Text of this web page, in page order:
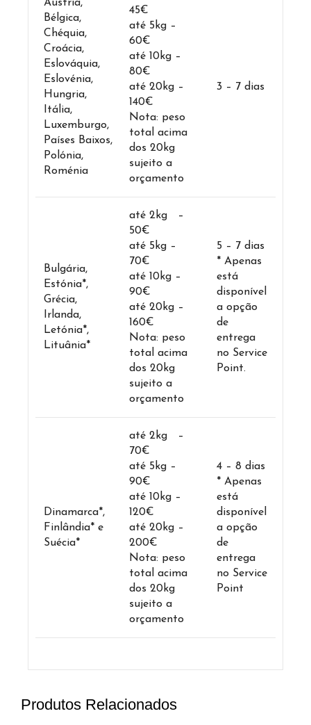
Áustria,
Bélgica,
Chéquia,
Croácia,
Eslováquia,
Eslovénia,
Hungria,
Itália,
Luxemburgo,
Países Baixos,
Polónia,
Roménia
45€
até 5kg –
60€
até 10kg –
80€
até 20kg –
140€
Nota: peso
total acima
dos 20kg
sujeito a
orçamento
3 – 7 dias
Bulgária,
Estónia*,
Grécia,
Irlanda,
Letónia*,
Lituânia*
até 2kg –
50€
até 5kg –
70€
até 10kg –
90€
até 20kg –
160€
Nota: peso
total acima
dos 20kg
sujeito a
orçamento
5 – 7 dias
* Apenas
está
disponível
a opção
de
entrega
no Service
Point.
Dinamarca*,
Finlândia* e
Suécia*
até 2kg –
70€
até 5kg –
90€
até 10kg –
120€
até 20kg –
200€
Nota: peso
total acima
dos 20kg
sujeito a
orçamento
4 – 8 dias
* Apenas
está
disponível
a opção
de
entrega
no Service
Point
Produtos Relacionados